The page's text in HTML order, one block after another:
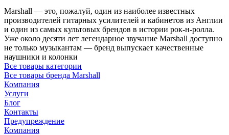
Marshall — это, пожалуй, один из наиболее известных
производителей гитарных усилителей и кабинетов из Англии
и один из самых культовых брендов в истории рок-н-ролла.
Уже около десяти лет легендарное звучание Marshall доступно
не только музыкантам — бренд выпускает качественные
наушники и колонки
Все товары категории
Все товары бренда Marshall
Компания
Услуги
Блог
Контакты
Предупреждение
Компания